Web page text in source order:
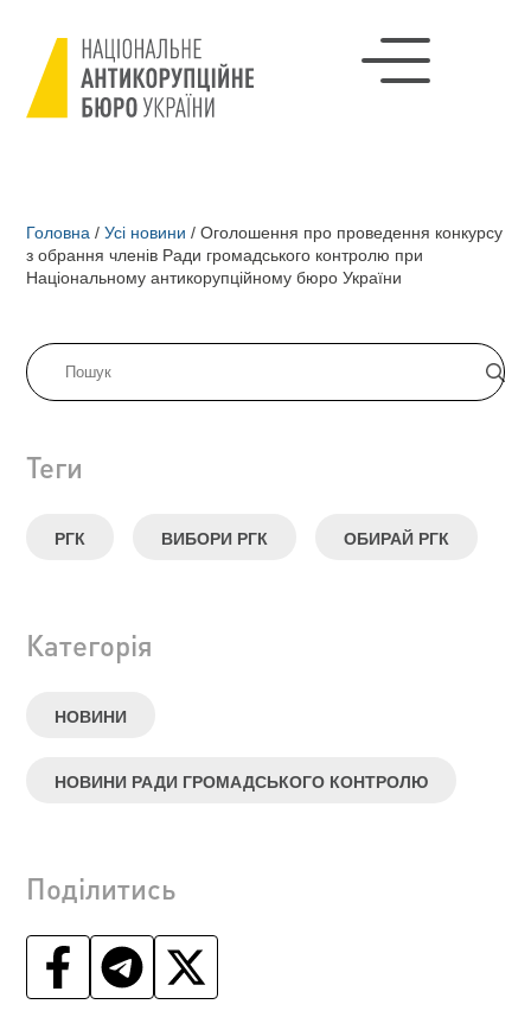
Головна / Усі новини / Оголошення про проведення конкурсу
з обрання членів Ради громадського контролю при
Національному антикорупційному бюро України
Теги
РГК ВИБОРИ РГК ОБИРАЙ РГК
Категорія
НОВИНИ
НОВИНИ РАДИ ГРОМАДСЬКОГО КОНТРОЛЮ
Поділитись